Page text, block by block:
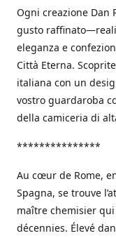
Ogni creazione Dan
gusto
eleganza e
Città Eterna.
italiana con un
vostro guardaroba
della camiceria di
***************
Au cœur de Rome,
Spagna, se trouve
maître chemisier
décennies. Élevé